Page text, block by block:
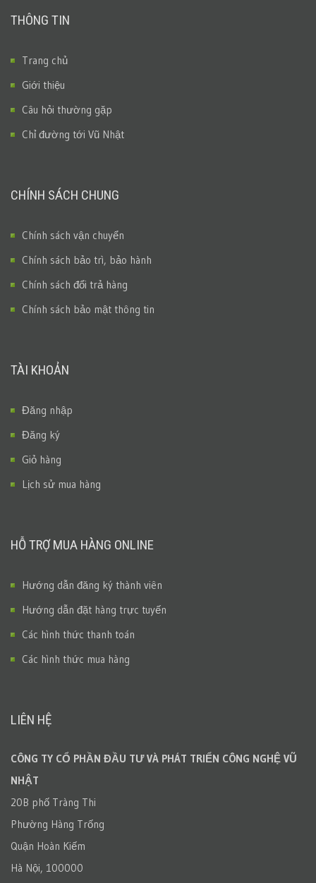
THÔNG TIN
Trang chủ
Giới thiệu
Câu hỏi thường gặp
Chỉ đường tới Vũ Nhật
CHÍNH SÁCH CHUNG
Chính sách vận chuyển
Chính sách bảo trì, bảo hành
Chính sách đổi trả hàng
Chính sách bảo mật thông tin
TÀI KHOẢN
Đăng nhập
Đăng ký
Giỏ hàng
Lịch sử mua hàng
HỖ TRỢ MUA HÀNG ONLINE
Hướng dẫn đăng ký thành viên
Hướng dẫn đặt hàng trực tuyến
Các hình thức thanh toán
Các hình thức mua hàng
LIÊN HỆ
CÔNG TY CỔ PHẦN ĐẦU TƯ VÀ PHÁT TRIỂN CÔNG NGHỆ VŨ
NHẬT
20B phố Tràng Thi
Phường Hàng Trống
Quận Hoàn Kiếm
Hà Nội, 100000